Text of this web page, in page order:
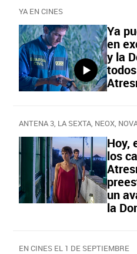
YA EN CINES
Ya
en
y la
ANTENA 3, LA SEXTA, NEOX,
Hoy,
los
un
la
EN CINES EL 1 DE SEPTIEMBRE